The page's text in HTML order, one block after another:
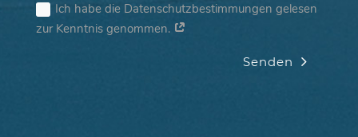
Ich habe die Datenschutzbestimmungen gelesen
zur Kenntnis genommen.
Senden